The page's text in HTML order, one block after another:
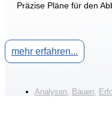
Präzise Pläne für den
mehr erfahren...
Analysen Bauen